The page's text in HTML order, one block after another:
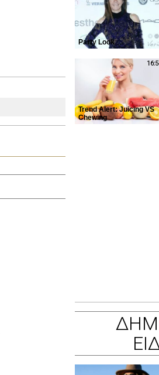
Party Look
Trend Alert: Juicing VS
Chewing